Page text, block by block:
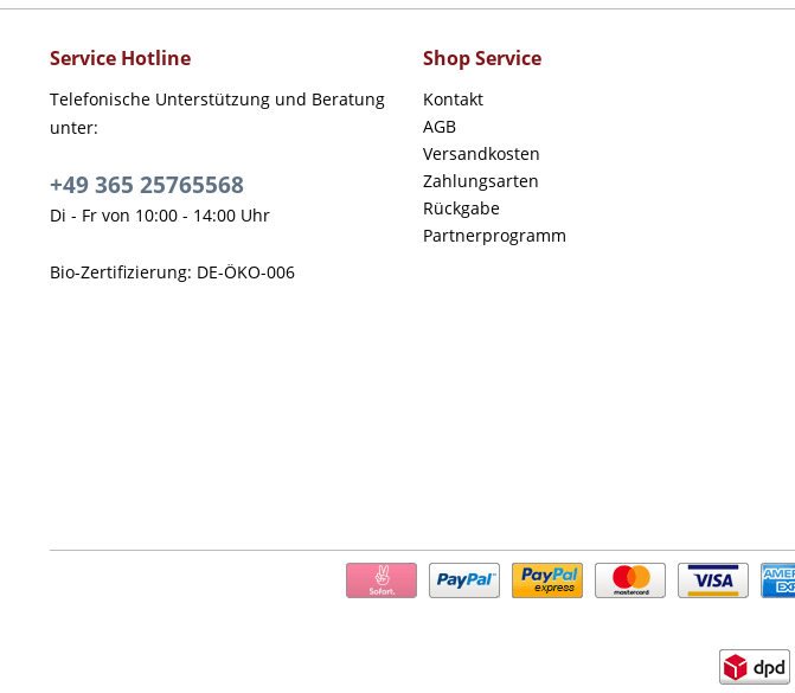
Service Hotline
Telefonische Unterstützung und Beratung
unter:
+49 365 25765568
Di - Fr von 10:00 - 14:00 Uhr
Bio-Zertifizierung: DE-ÖKO-006
Shop Service
Kontakt
AGB
Versandkosten
Zahlungsarten
Rückgabe
Partnerprogramm